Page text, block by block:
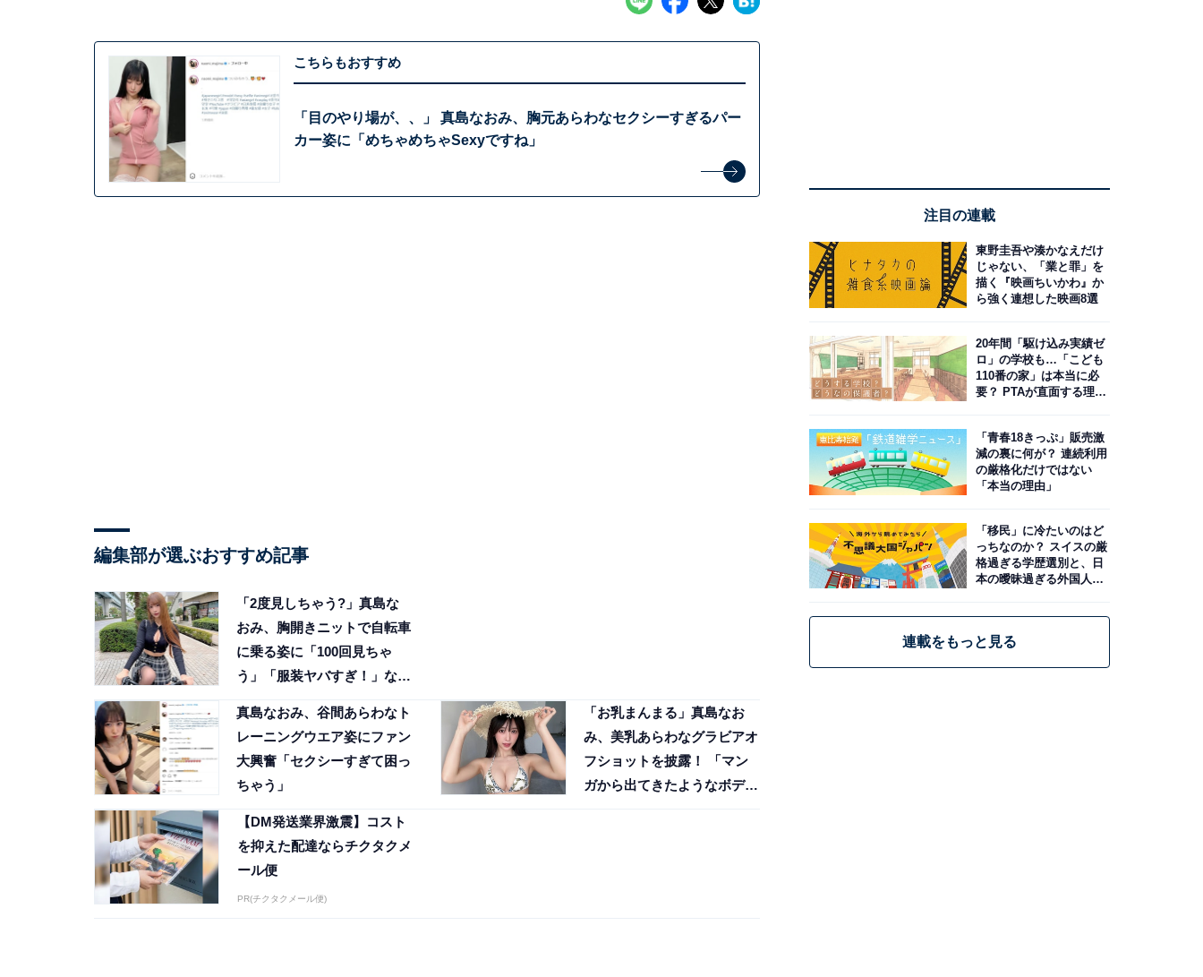
こちらもおすすめ
「目のやり場が、、」 真島なおみ、胸元あらわなセクシーすぎるパー
カー姿に「めちゃめちゃSexyですね」
編集部が選ぶおすすめ記事
「2度見しちゃう?」真島な
おみ、胸開きニットで自転車
に乗る姿に「100回見ちゃ
う」「服装ヤバすぎ！」など
真島なおみ、谷間あらわなト
レーニングウエア姿にファン
大興奮「セクシーすぎて困っ
ちゃう」
「お乳まんまる」真島なお
み、美乳あらわなグラビアオ
フショットを披露！ 「マン
ガから出てきたようなボディ
【DM発送業界激震】コスト
を抑えた配達ならチクタクメ
ール便
PR(チクタクメール便)
注目の連載
東野圭吾や湊かなえだけ
じゃない、「業と罪」を
描く『映画ちいかわ』か
ら強く連想した映画8選
20年間「駆け込み実績ゼ
ロ」の学校も…「こども
110番の家」は本当に必
要？ PTAが直面する理想
「青春18きっぷ」販売激
減の裏に何が？ 連続利用
の厳格化だけではない
「本当の理由」
「移民」に冷たいのはど
っちなのか？ スイスの厳
格過ぎる学歴選別と、日
本の曖昧過ぎる外国人政
連載をもっと見る